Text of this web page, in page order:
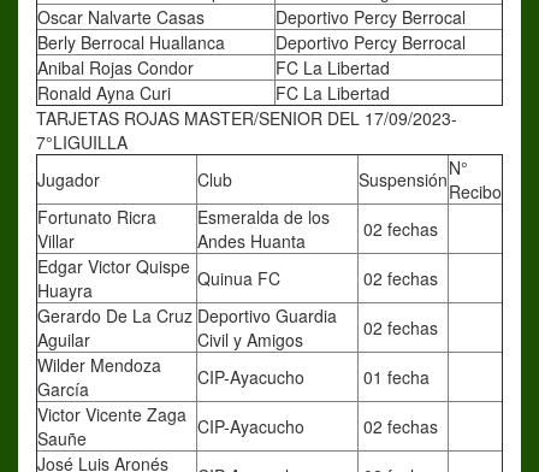
Oscar Nalvarte Casas
Deportivo Percy Berrocal
Berly Berrocal Huallanca
Deportivo Percy Berrocal
Anibal Rojas Condor
FC La Libertad
Ronald Ayna Curi
FC La Libertad
TARJETAS ROJAS MASTER/SENIOR DEL 17/09/2023-
7°LIGUILLA
Jugador
Club SuspensiónN°
Recibo
Fortunato Ricra
Villar
Esmeralda de los
Andes Huanta
02 fechas
Edgar Victor Quispe
Huayra
Quinua FC
02 fechas
Gerardo De La Cruz
Aguilar
Deportivo Guardia
Civil y Amigos
02 fechas
Wilder Mendoza
García
CIP-Ayacucho
01 fecha
Victor Vicente Zaga
Sauñe
CIP-Ayacucho
02 fechas
José Luis Aronés